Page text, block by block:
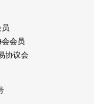
会员
协议会